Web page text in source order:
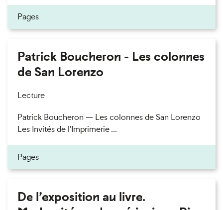
Pages
Patrick Boucheron - Les colonnes
de San Lorenzo
Lecture
Patrick Boucheron — Les colonnes de San Lorenzo
Les Invités de l'Imprimerie ...
Pages
De l’exposition au livre.